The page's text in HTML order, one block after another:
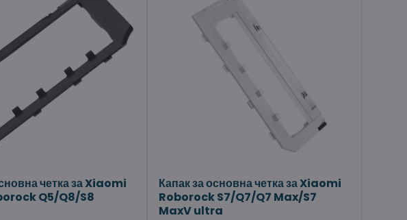
четка за Xiaomi
Q5/Q8/S8
Капак за основна четка за Xiaomi
Roborock S7/Q7/Q7 Max/S7
MaxV ultra